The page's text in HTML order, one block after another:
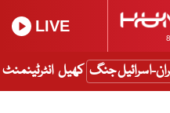
LIVE
اسرائیل جنگ کھیل انٹرٹینمنٹ